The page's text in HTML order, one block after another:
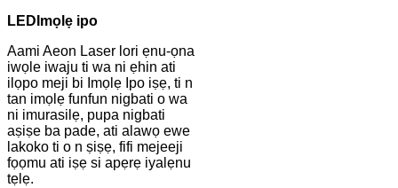
LED Imọlẹ ipo
Aami Aeon Laser lori ẹnu-ọna
iwọle iwaju ti wa ni ẹhin ati
ilọpo meji bi Imọlẹ Ipo iṣẹ, ti n
tan imọlẹ funfun nigbati o wa
ni imurasilẹ, pupa nigbati
aṣiṣe ba pade, ati alawọ ewe
lakoko ti o n ṣiṣẹ, fifi mejeeji
fọọmu ati iṣẹ si apẹrẹ iyalẹnu
tẹlẹ.